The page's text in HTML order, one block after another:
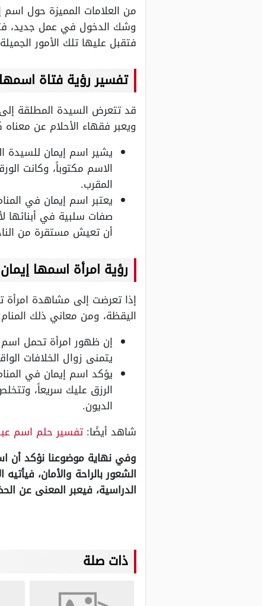
من العلامات المميزة حول اسم
وشك الدخول في عمل جديد،
فتقبل عليها تلك الأمور
تفسير رؤية فتاة
قد تتعرض السيدة المطلقة
ويعبر فقهاء الأحلام عن معناه
يشير اسم إيمان للسيدة
الاسم مكتوباً، وكانت
المقرب.
يعتبر اسم إيمان في
صفات سلبية في أبنائها
أن تعيش مستقرة من
رؤية امرأة اسمها
إذا تعرضت إلى مشاهدة امرأة
اليقظة، ومن معاني ذلك
إن ظهور امرأة تحمل اسم
يتمنى زوال الخلافات
يؤكد اسم إيمان في
الرزق عليك سريعاً،
الديون.
شاهد أيضًا:تفسير حلم اسم
وفي نهاية موضوعنا نؤكد أن
الشعور بالراحة والأمان،
الدراسية، فيعبر المعنى عن
ذات صلة